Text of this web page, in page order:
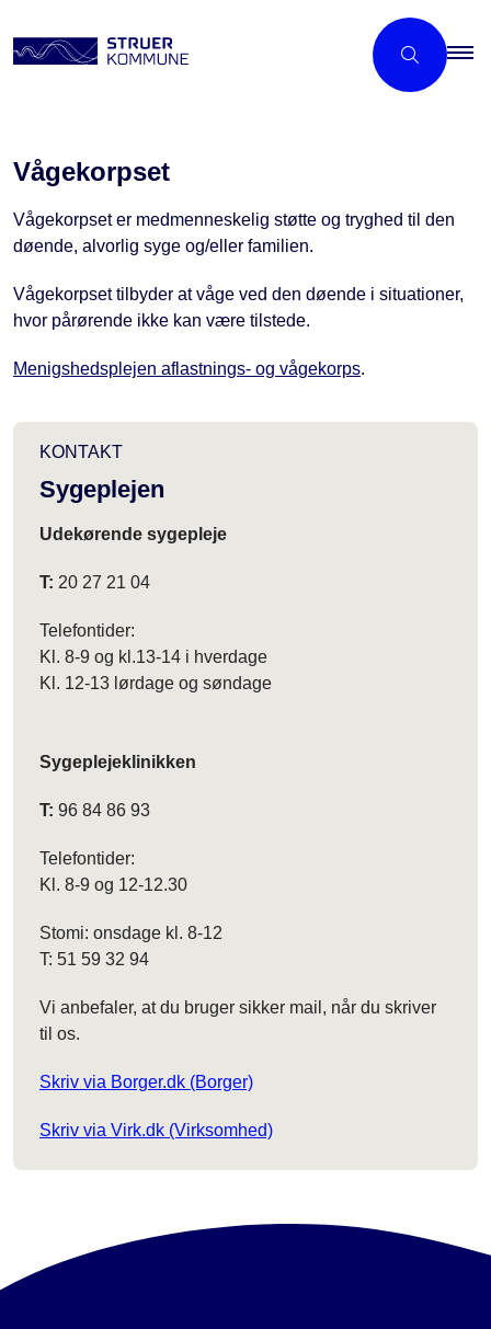
Vågekorpset
Vågekorpset er medmenneskelig støtte og tryghed til den
døende, alvorlig syge og/eller familien.
Vågekorpset tilbyder at våge ved den døende i situationer,
hvor pårørende ikke kan være tilstede.
Menigshedsplejen aflastnings- og vågekorps.
KONTAKT
Sygeplejen
Udekørende sygepleje
T: 20 27 21 04
Telefontider:
Kl. 8-9 og kl.13-14 i hverdage
Kl. 12-13 lørdage og søndage
Sygeplejeklinikken
T: 96 84 86 93
Telefontider:
Kl. 8-9 og 12-12.30
Stomi: onsdage kl. 8-12
T: 51 59 32 94
Vi anbefaler, at du bruger sikker mail, når du skriver
til os.
Skriv via Borger.dk (Borger)
Skriv via Virk.dk (Virksomhed)